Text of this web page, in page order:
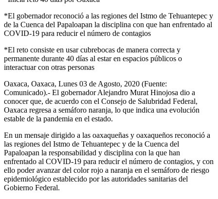
*El gobernador reconoció a las regiones del Istmo de Tehuantepec y
de la Cuenca del Papaloapan la disciplina con que han enfrentado al
COVID-19 para reducir el número de contagios
*El reto consiste en usar cubrebocas de manera correcta y
permanente durante 40 días al estar en espacios públicos o
interactuar con otras personas
Oaxaca, Oaxaca, Lunes 03 de Agosto, 2020 (Fuente:
Comunicado).- El gobernador Alejandro Murat Hinojosa dio a
conocer que, de acuerdo con el Consejo de Salubridad Federal,
Oaxaca regresa a semáforo naranja, lo que indica una evolución
estable de la pandemia en el estado.
En un mensaje dirigido a las oaxaqueñas y oaxaqueños reconoció a
las regiones del Istmo de Tehuantepec y de la Cuenca del
Papaloapan la responsabilidad y disciplina con la que han
enfrentado al COVID-19 para reducir el número de contagios, y con
ello poder avanzar del color rojo a naranja en el semáforo de riesgo
epidemiológico establecido por las autoridades sanitarias del
Gobierno Federal.